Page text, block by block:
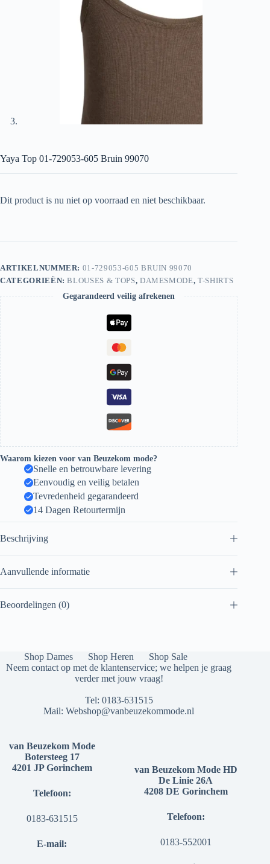
Yaya Top 01-729053-605 Bruin 99070
Dit product is nu niet op voorraad en niet beschikbaar.
ARTIKELNUMMER: 01-729053-605 BRUIN 99070
CATEGORIEËN:BLOUSES & TOPS, DAMESMODE,T-SHIRTS
Gegarandeerd veilig afrekenen
Waarom kiezen voor van Beuzekom mode?
Snelle en betrouwbare levering
Eenvoudig en veilig betalen
Tevredenheid gegarandeerd
14 Dagen Retourtermijn
Beschrijving
Aanvullende informatie
Beoordelingen (0)
Shop Dames Shop Heren
Shop Sale
Neem contact op met de klantenservice; we helpen je graag
verder met jouw vraag!
Tel: 0183-631515
Mail:Webshop@vanbeuzekommode.nl
van Beuzekom Mode
Botersteeg 17
4201 JP Gorinchem
Telefoon:
0183-631515
E-mail:
van Beuzekom Mode HD
De Linie 26A
4208 DE Gorinchem
Telefoon:
0183-552001